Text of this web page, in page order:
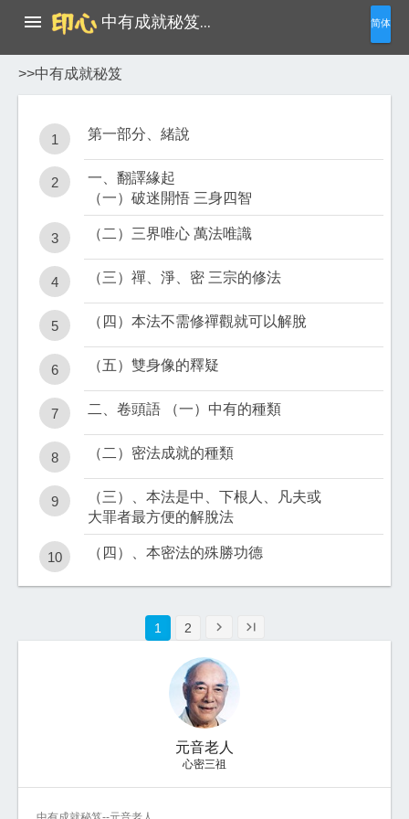
 中有成就秘笈… 简体
>>中有成就秘笈
1 第一部分、緒說
2
一、翻譯緣起
（一）破迷開悟 三身四智
3 （二）三界唯心 萬法唯識
4 （三）禪、淨、密 三宗的修法
5 （四）本法不需修禪觀就可以解脫
6 （五）雙身像的釋疑
7 二、卷頭語 （一）中有的種類
8 （二）密法成就的種類
9
（三）、本法是中、下根人、凡夫或
大罪者最方便的解脫法
10 （四）、本密法的殊勝功德
1 2 chevron_right last_page
元音老人
心密三祖